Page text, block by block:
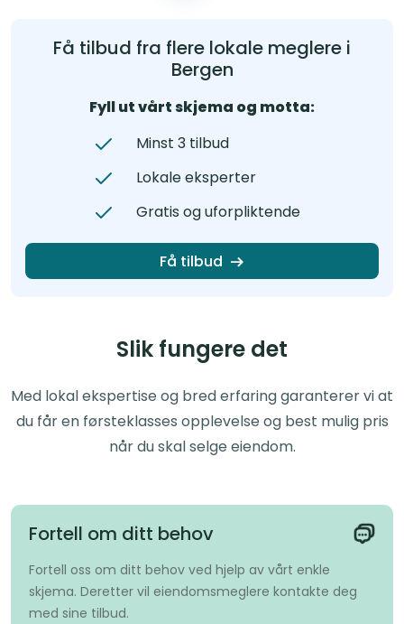
Få tilbud fra flere lokale meglere i
Bergen
Fyll ut vårt skjema og motta:
Minst 3 tilbud
Lokale eksperter
Gratis og uforpliktende
Få tilbud
Slik fungere det
Med lokal ekspertise og bred erfaring garanterer vi at
du får en førsteklasses opplevelse og best mulig pris
når du skal selge eiendom.
Fortell om ditt behov
Fortell oss om ditt behov ved hjelp av vårt enkle
skjema. Deretter vil eiendomsmeglere kontakte deg
med sine tilbud.